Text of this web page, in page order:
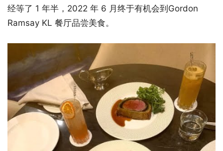
经等了 1 年半，2022 年 6 月终于有机会到Gordon
Ramsay KL 餐厅品尝美食。